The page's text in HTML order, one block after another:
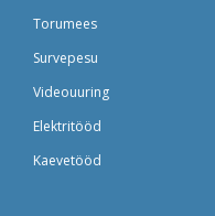
Torumees
Survepesu
Videouuring
Elektritööd
Kaevetööd